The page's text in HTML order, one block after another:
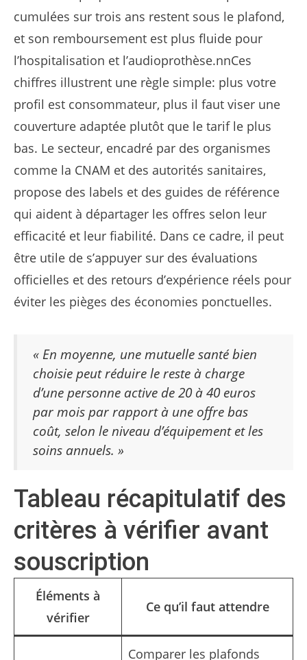
cumulées sur trois ans restent sous le plafond,
et son remboursement est plus fluide pour
l’hospitalisation et l’audioprothèse.nnCes
chiffres illustrent une règle simple: plus votre
profil est consommateur, plus il faut viser une
couverture adaptée plutôt que le tarif le plus
bas. Le secteur, encadré par des organismes
comme la CNAM et des autorités sanitaires,
propose des labels et des guides de référence
qui aident à départager les offres selon leur
efficacité et leur fiabilité. Dans ce cadre, il peut
être utile de s’appuyer sur des évaluations
officielles et des retours d’expérience réels pour
éviter les pièges des économies ponctuelles.
« En moyenne, une mutuelle santé bien
choisie peut réduire le reste à charge
d’une personne active de 20 à 40 euros
par mois par rapport à une offre bas
coût, selon le niveau d’équipement et les
soins annuels. »
Tableau récapitulatif des
critères à vérifier avant
souscription
Éléments à
vérifier
Ce qu’il faut attendre
Comparer les plafonds